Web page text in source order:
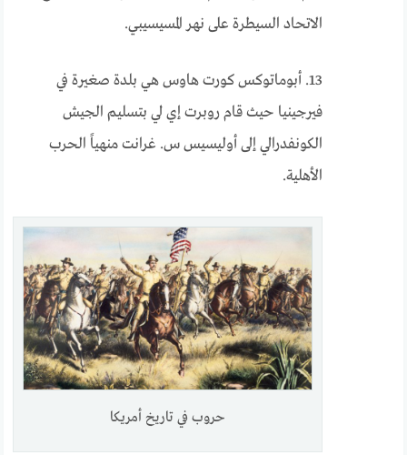
الاتحاد السيطرة على نهر المسيسيبي.
13. أبوماتوكس كورت هاوس هي بلدة صغيرة في
فيرجينيا حيث قام روبرت إي لي بتسليم الجيش
الكونفدرالي إلى أوليسيس س. غرانت منهياً الحرب
الأهلية.
حروب في تاريخ أمريكا